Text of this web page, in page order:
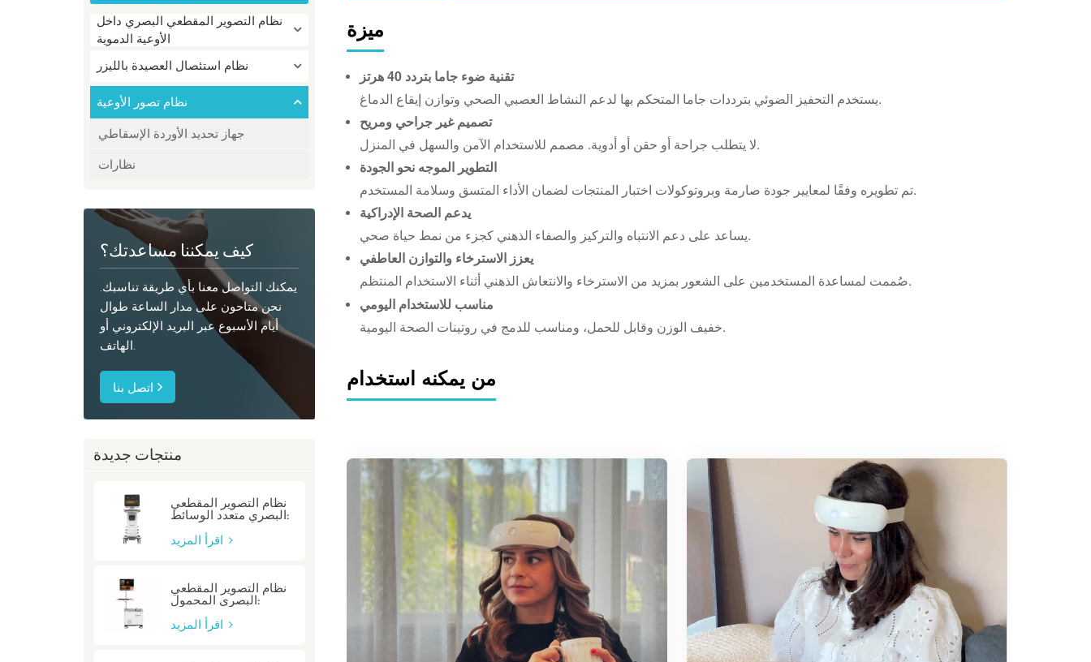
نظام التصوير المقطعي البصري داخل
الأوعية الدموية
نظام استئصال العصيدة بالليزر
نظام تصور الأوعية
جهاز تحديد الأوردة الإسقاطي
نظارات
كيف يمكننا مساعدتك؟
يمكنك التواصل معنا بأي طريقة تناسبك.
نحن متاحون على مدار الساعة طوال
أيام الأسبوع عبر البريد الإلكتروني أو
اتصل بنا
منتجات جديدة
نظام التصوير المقطعي
البصري متعدد الوسائط:
P80/P80-E
نظام التصوير المقطعي
البصري المحمول:
Mobile/Mobile-E
ميزة
تقنية ضوء جاما بتردد 40 هرتز
يستخدم التحفيز الضوئي بترددات جاما المتحكم بها لدعم النشاط العصبي الصحي وتوازن إيقاع الدماغ.
تصميم غير جراحي ومريح
لا يتطلب جراحة أو حقن أو أدوية. مصمم للاستخدام الآمن والسهل في المنزل.
التطوير الموجه نحو الجودة
تم تطويره وفقًا لمعايير جودة صارمة وبروتوكولات اختبار المنتجات لضمان الأداء المتسق وسلامة المستخدم.
يدعم الصحة الإدراكية
يساعد على دعم الانتباه والتركيز والصفاء الذهني كجزء من نمط حياة صحي.
يعزز الاسترخاء والتوازن العاطفي
صُممت لمساعدة المستخدمين على الشعور بمزيد من الاسترخاء والانتعاش الذهني أثناء الاستخدام المنتظم.
مناسب للاستخدام اليومي
خفيف الوزن وقابل للحمل، ومناسب للدمج في روتينات الصحة اليومية.
من يمكنه استخدام